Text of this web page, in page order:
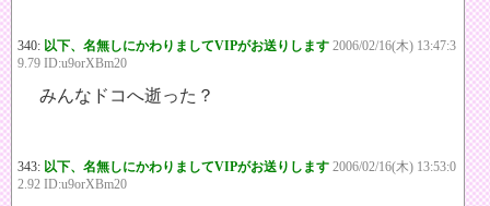
340: 以下、名無しにかわりましてVIPがお送りします 2006/02/16(木) 13:47:3
9.79 ID:u9orXBm20
みんなドコへ逝った？
343: 以下、名無しにかわりましてVIPがお送りします 2006/02/16(木) 13:53:0
2.92 ID:u9orXBm20